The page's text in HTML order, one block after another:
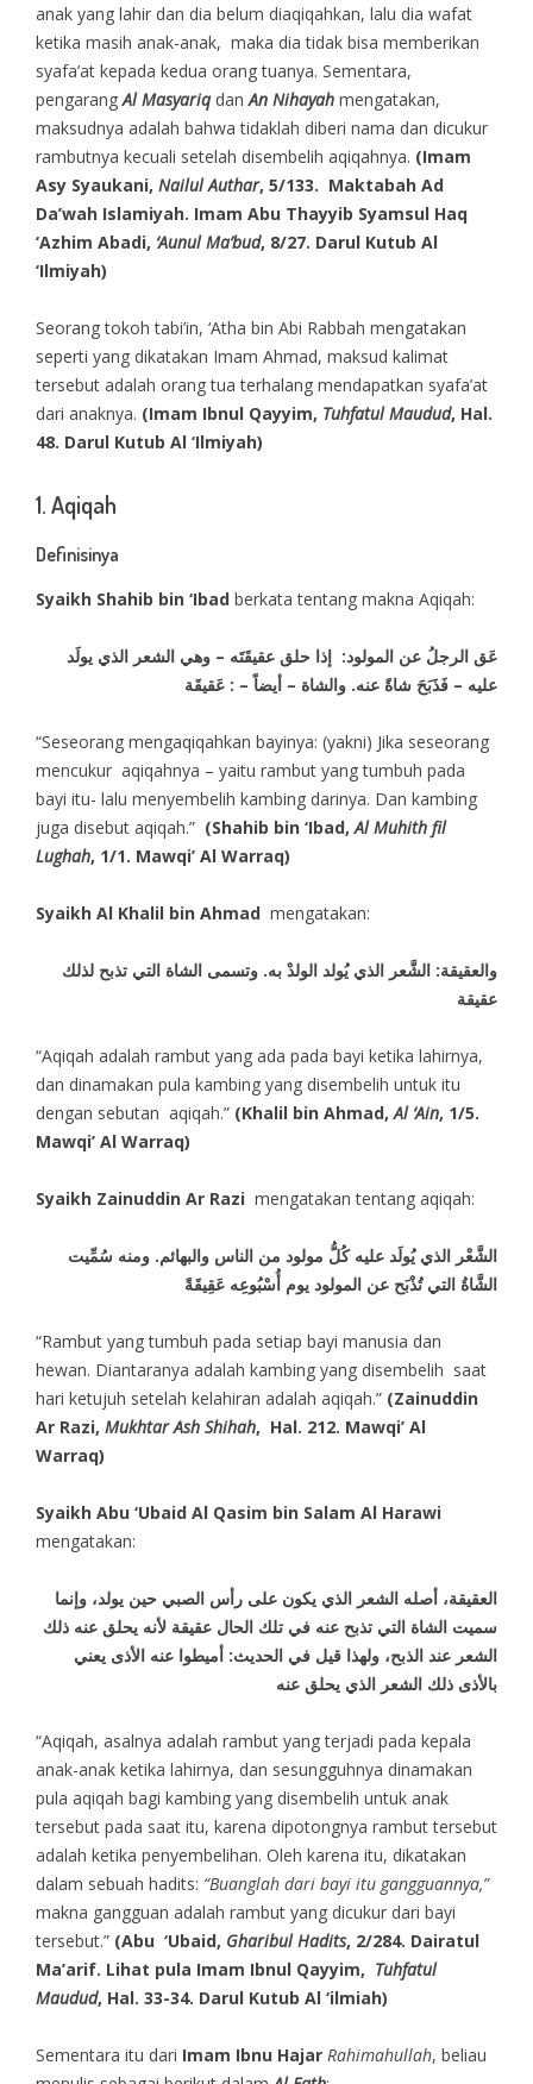
anak yang lahir dan dia belum diaqiqahkan, lalu dia wafat
ketika masih anak-anak, maka dia tidak bisa memberikan
syafa’at kepada kedua orang tuanya. Sementara,
pengarangAl MasyariqdanAn Nihayah mengatakan,
maksudnya adalah bahwa tidaklah diberi nama dan dicukur
rambutnya kecuali setelah disembelih aqiqahnya. (Imam
Asy Syaukani, Nailul Authar, 5/133. Maktabah Ad
Da’wah Islamiyah. Imam Abu Thayyib Syamsul Haq
‘Azhim Abadi, ‘Aunul Ma’bud, 8/27. Darul Kutub Al
‘Ilmiyah)
Seorang tokoh tabi’in, ‘Atha bin Abi Rabbah mengatakan
seperti yang dikatakan Imam Ahmad, maksud kalimat
tersebut adalah orang tua terhalang mendapatkan syafa’at
dari anaknya. (Imam Ibnul Qayyim, Tuhfatul Maudud, Hal.
48. Darul Kutub Al ‘Ilmiyah)
1. Aqiqah
Definisinya
Syaikh Shahib bin ‘Ibadberkata tentang makna Aqiqah:
عَق الرجلُ عن المولود: إذا حلق عقيقَتَه – وهي الشعر الذي يولَد
عليه – فَذَبَحَ شاةً عنه. والشاة – أيضاً – : عَقيقَة
“Seseorang mengaqiqahkan bayinya: (yakni) Jika seseorang
mencukur aqiqahnya – yaitu rambut yang tumbuh pada
bayi itu- lalu menyembelih kambing darinya. Dan kambing
juga disebut aqiqah.” (Shahib bin ‘Ibad,Al Muhith fil
Lughah, 1/1. Mawqi’ Al Warraq)
Syaikh Al Khalil bin Ahmad mengatakan:
والعقيقة: الشَّعر الذي يُولد الولدْ به. وتسمى الشاة التي تذبح لذلك
عقيقة
“Aqiqah adalah rambut yang ada pada bayi ketika lahirnya,
dan dinamakan pula kambing yang disembelih untuk itu
dengan sebutan aqiqah.” (Khalil bin Ahmad,Al ‘Ain, 1/5.
Mawqi’ Al Warraq)
Syaikh Zainuddin Ar Razi mengatakan tentang aqiqah:
الشَّعْر الذي يُولَد عليه كُلُّ مولود من الناس والبهائم. ومنه سُمِّيت
الشَّاةُ التي تُذْبَح عن المولود يوم أُسْبُوعِه عَقِيقَةً
“Rambut yang tumbuh pada setiap bayi manusia dan
hewan. Diantaranya adalah kambing yang disembelih saat
hari ketujuh setelah kelahiran adalah aqiqah.” (Zainuddin
Ar Razi, Mukhtar Ash Shihah, Hal. 212. Mawqi’ Al
Warraq)
Syaikh Abu ‘Ubaid Al Qasim bin Salam Al Harawi
mengatakan:
العقيقة، أصله الشعر الذي يكون على رأس الصبي حين يولد، وإنما
سميت الشاة التي تذبح عنه في تلك الحال عقيقة لأنه يحلق عنه ذلك
الشعر عند الذبح، ولهذا قيل في الحديث: أميطوا عنه الأذى يعني
بالأذى ذلك الشعر الذي يحلق عنه
“Aqiqah, asalnya adalah rambut yang terjadi pada kepala
anak-anak ketika lahirnya, dan sesungguhnya dinamakan
pula aqiqah bagi kambing yang disembelih untuk anak
tersebut pada saat itu, karena dipotongnya rambut tersebut
adalah ketika penyembelihan. Oleh karena itu, dikatakan
dalam sebuah hadits: “Buanglah dari bayi itu gangguannya,”
makna gangguan adalah rambut yang dicukur dari bayi
tersebut.” (Abu ‘Ubaid, Gharibul Hadits, 2/284. Dairatul
Ma’arif. Lihat pula Imam Ibnul Qayyim, Tuhfatul
Maudud, Hal. 33-34. Darul Kutub Al ‘ilmiah)
Sementara itu dari Imam Ibnu Hajar Rahimahullah, beliau